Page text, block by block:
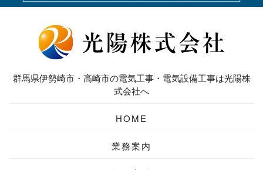
群馬県伊勢崎市・高崎市の電気工事・電気設備工事は光陽株
式会社へ
HOME
業務案内